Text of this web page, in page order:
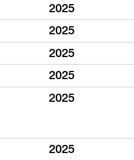
2025
2025
2025
2025
2025
2025